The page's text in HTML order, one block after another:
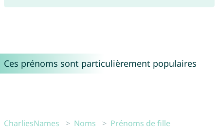
Ces prénoms sont particulièrement populaires
CharliesNames Noms
Prénoms de fille